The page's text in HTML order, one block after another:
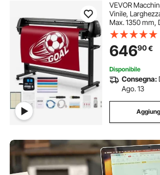
VEVOR
Vinile,
Max. 1350 mm,
Velocità
Stampante per
Vinile con
64690€
Disponibile
Consegna:
Ago. 13